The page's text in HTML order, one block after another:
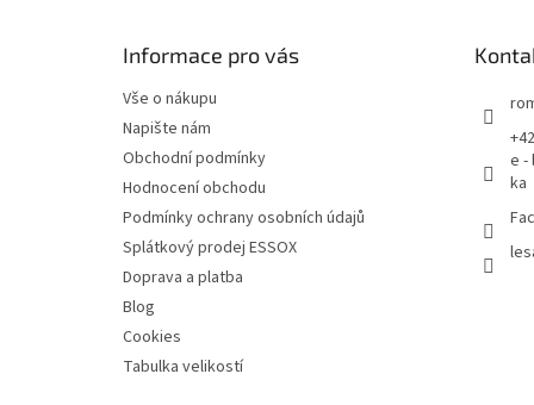
Informace pro vás
Vše o nákupu
Napište nám
Obchodní podmínky
Hodnocení obchodu
Podmínky ochrany osobních údajů
Splátkový prodej ESSOX
Doprava a platba
Blog
Cookies
Tabulka velikostí
e -
ka